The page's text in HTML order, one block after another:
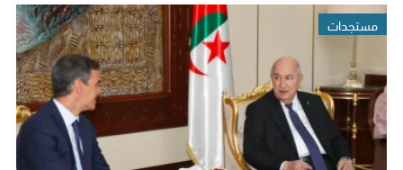
مستجدات